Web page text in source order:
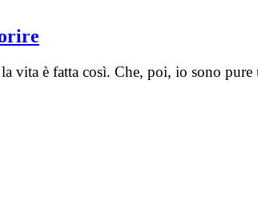
vita è fatta così. Che, poi, io sono